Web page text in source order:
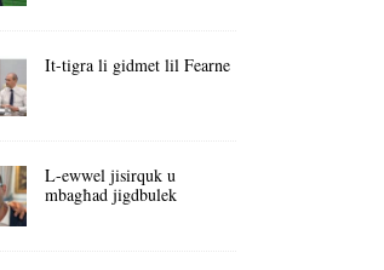
It-tigra li gidmet lil Fearne
L-ewwel jisirquk u
mbagħad jigdbulek